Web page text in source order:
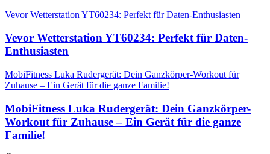
Vevor Wetterstation YT60234: Perfekt für Daten-Enthusiasten
Vevor Wetterstation YT60234: Perfekt für Daten-
Enthusiasten
MobiFitness Luka Rudergerät: Dein Ganzkörper-Workout für
Zuhause – Ein Gerät für die ganze Familie!
MobiFitness Luka Rudergerät: Dein Ganzkörper-
Workout für Zuhause – Ein Gerät für die ganze
Familie!